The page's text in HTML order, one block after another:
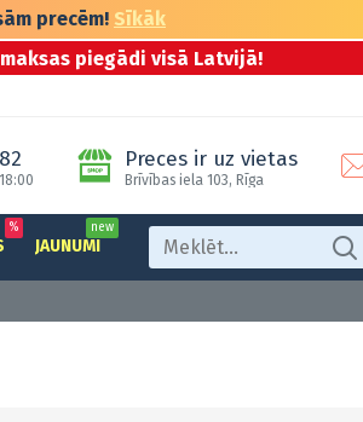
precēm! Sīkāk
piegādi visā Latvijā!
Preces ir uz vietas
Brīvības iela 103, Rīga
%
JAUNUMI
new